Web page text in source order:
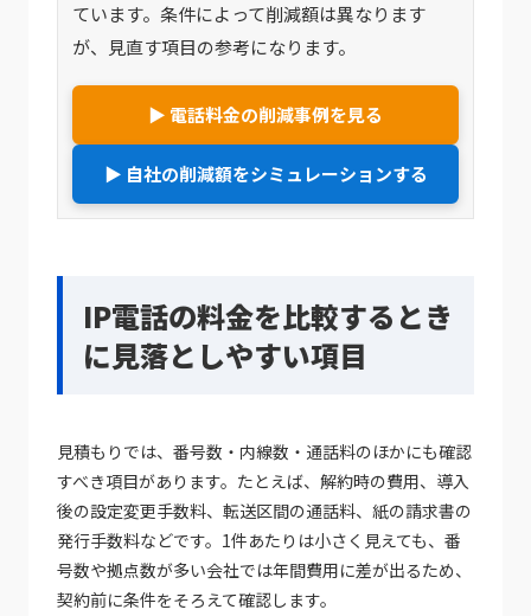
ています。条件によって削減額は異なります
が、見直す項目の参考になります。
▶ 電話料金の削減事例を見る
▶ 自社の削減額をシミュレーションする
IP電話の料金を比較するとき
に見落としやすい項目
見積もりでは、番号数・内線数・通話料のほかにも確認
すべき項目があります。たとえば、解約時の費用、導入
後の設定変更手数料、転送区間の通話料、紙の請求書の
発行手数料などです。1件あたりは小さく見えても、番
号数や拠点数が多い会社では年間費用に差が出るため、
契約前に条件をそろえて確認します。